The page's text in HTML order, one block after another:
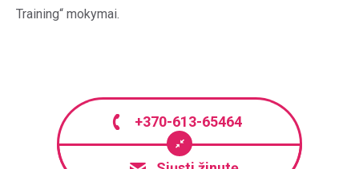
Training“ mokymai.
+370-613-65464